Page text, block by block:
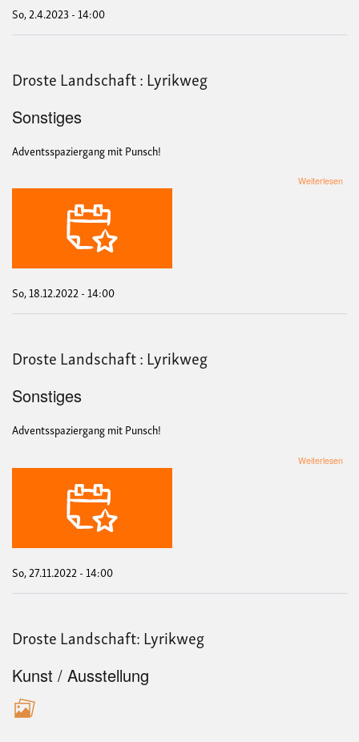
So, 2.4.2023 - 14:00
Droste Landschaft : Lyrikweg
Sonstiges
Adventsspaziergang mit Punsch!
Weiterlesen
So, 18.12.2022 - 14:00
Droste Landschaft : Lyrikweg
Sonstiges
Adventsspaziergang mit Punsch!
Weiterlesen
So, 27.11.2022 - 14:00
Droste Landschaft: Lyrikweg
Kunst / Ausstellung